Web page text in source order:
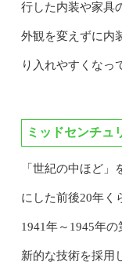
行した内装や家具
外観を変えずに内
り入れやすくなっ
ミッドセンチュ
「世紀の中ほど
にした前後20年く
1941年～1945年
新的な技術を採用